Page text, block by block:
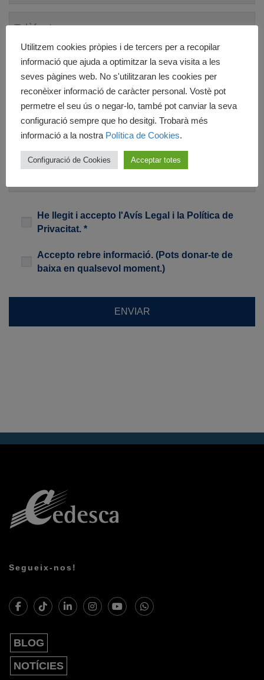
Província *
Curso *
Modalitat *
Consulta
*
He llegit i accepto l'Avís Legal i la Política de
Privacitat. *
NewsletterAccepto rebre informació. (Pots donar-te de
baixa en qualsevol moment.)
Segueix-nos!
BLOG
NOTÍCIES
Utilitzem cookies pròpies i de tercers per a recopilar
informació que ajuda a optimitzar la seva visita a les
seves pàgines web. No s'utilitzaran les cookies per
reconèixer informació de caràcter personal. Vostè pot
permetre el seu ús o negar-lo, també pot canviar la seva
configuració sempre que ho desitgi. Trobarà més
informació a la nostra Política de Cookies.
Configuració de Cookies Acceptar totes